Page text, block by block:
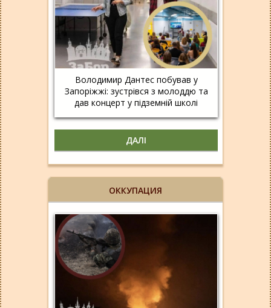
Володимир Дантес побував у
Запоріжжі: зустрівся з молоддю та
дав концерт у підземній школі
ДАЛІ
ОККУПАЦИЯ